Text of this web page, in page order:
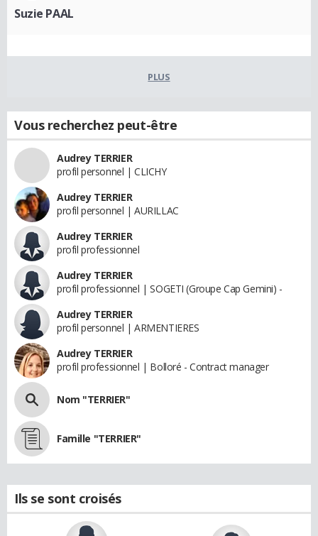
Suzie PAAL
PLUS
Vous recherchez peut-être
Audrey TERRIER
profil personnel | CLICHY
Audrey TERRIER
profil personnel | AURILLAC
Audrey TERRIER
profil professionnel
Audrey TERRIER
profil professionnel | SOGETI (Groupe Cap Gemini) -
Audrey TERRIER
profil personnel | ARMENTIERES
Audrey TERRIER
profil professionnel | Bolloré - Contract manager
Nom "TERRIER"
Famille "TERRIER"
Ils se sont croisés